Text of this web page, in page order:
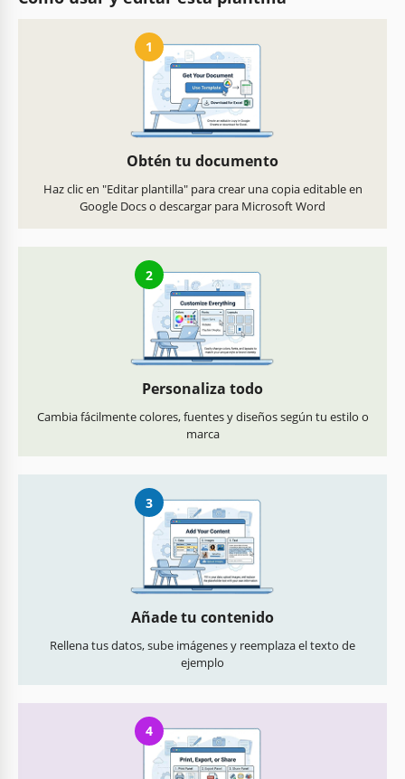
1
Obtén tu documento
Haz clic en "Editar plantilla" para crear una copia editable en
Google Docs o descargar para Microsoft Word
2
Personaliza todo
Cambia fácilmente colores, fuentes y diseños según tu estilo o
marca
3
Añade tu contenido
Rellena tus datos, sube imágenes y reemplaza el texto de
ejemplo
4